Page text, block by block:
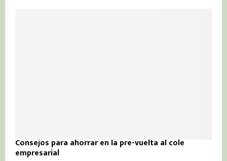
Consejos para ahorrar en la pre-vuelta al cole
empresarial